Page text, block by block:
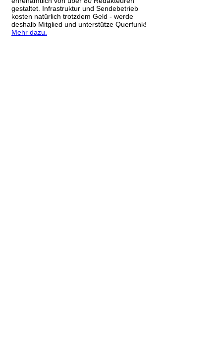
gestaltet. Infrastruktur und Sendebetrieb
kosten natürlich trotzdem Geld - werde
deshalb Mitglied und unterstütze Querfunk!
Mehr dazu.